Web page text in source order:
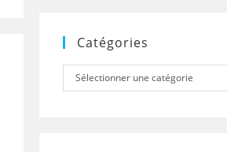
Catégories
Catégories
Sélectionner une catégorie